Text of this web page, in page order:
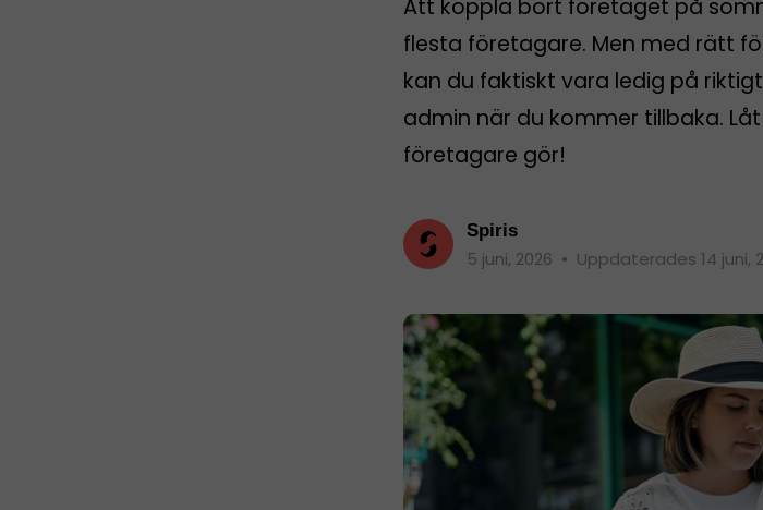
Att koppla bort företaget på
flesta företagare. Men med rätt
kan du faktiskt vara ledig på
admin när du kommer tillbaka.
företagare gör!
Spiris
5 juni, 2026 • Uppdaterades 14 juni,